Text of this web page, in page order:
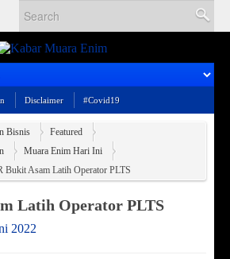
Disclaimer #Covid19
Bisnis
Featured
Muara Enim Hari Ini
Bukit Asam Latih Operator PLTS
Latih Operator PLTS
2022